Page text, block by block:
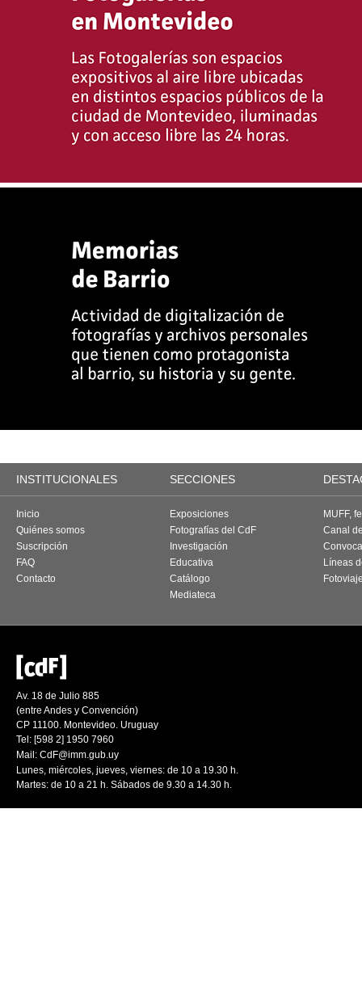
INSTITUCIONALES SECCIONES
Inicio
Quiénes somos
Suscripción
FAQ
Contacto
Exposiciones
Fotografías del CdF
Investigación
Educativa
Catálogo
Mediateca
MUFF,
Canal
Líneas
Av. 18 de Julio 885
(entre Andes y Convención)
CP 11100. Montevideo. Uruguay
Tel: [598 2] 1950 7960
Mail: CdF@imm.gub.uy
Lunes, miércoles, jueves, viernes: de 10 a 19.30 h.
Martes: de 10 a 21 h. Sábados de 9.30 a 14.30 h.